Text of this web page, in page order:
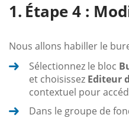
Étape 4 :
Nous allons habiller le
Sélectionnez le bloc
et choisissez Editeur
contextuel pour
Dans le groupe de